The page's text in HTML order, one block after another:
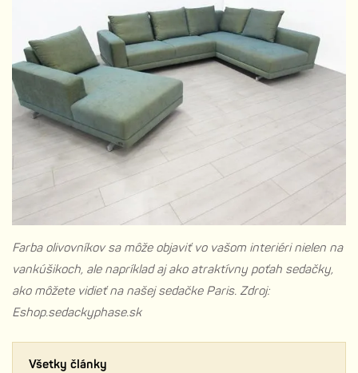
Všetky články
Farba olivovníkov sa môže objaviť vo vašom interiéri nielen na
vankúšikoch, ale napríklad aj ako atraktívny poťah sedačky,
ako môžete vidieť na našej sedačke Paris. Zdroj:
Eshop.sedackyphase.sk